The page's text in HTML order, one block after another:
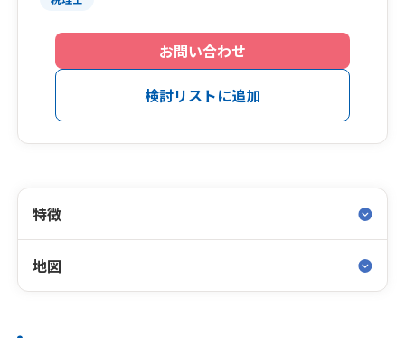
お問い合わせ
検討リストに追加
特徴
地図